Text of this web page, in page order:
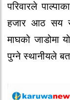
परिवारले
हजार आठ सय
माघको जाडोमा
पुग्ने स्थानीयले